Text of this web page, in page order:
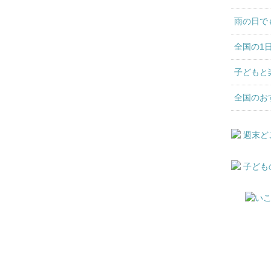
雨の日で
全国の1
子どもと
全国のお